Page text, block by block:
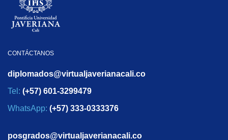
CONTÁCTANOS
diplomados@virtualjaverianacali.co
Tel: (+57) 601-3299479
WhatsApp: (+57) 333-0333376
posgrados@virtualjaverianacali.co